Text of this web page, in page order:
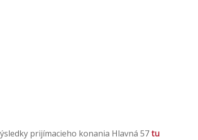
prijímacieho konania Hlavná 57tu